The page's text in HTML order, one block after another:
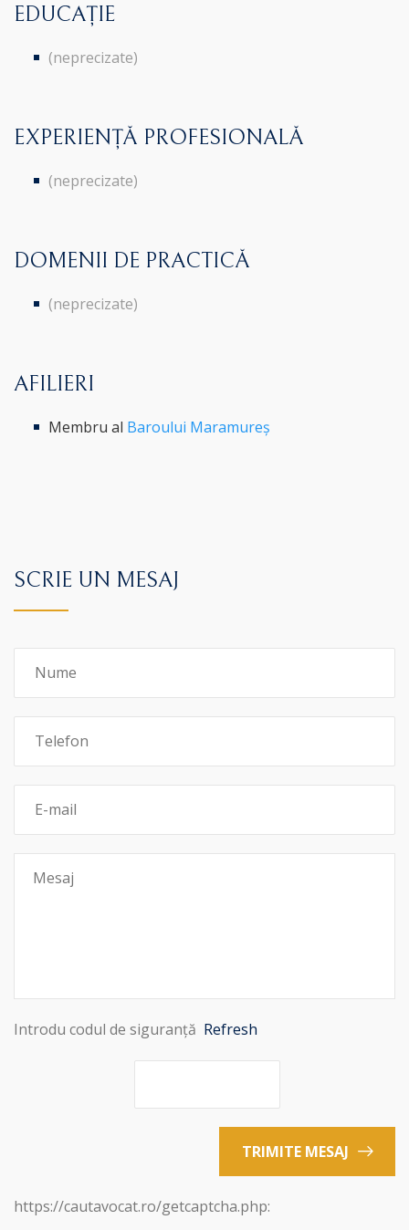
EDUCAȚIE
(neprecizate)
EXPERIENȚĂ PROFESIONALĂ
(neprecizate)
DOMENII DE PRACTICĂ
(neprecizate)
AFILIERI
Membru al Baroului Maramureș
SCRIE UN MESAJ
Introdu codul de siguranță Refresh
TRIMITE MESAJ
https://cautavocat.ro/getcaptcha.php: